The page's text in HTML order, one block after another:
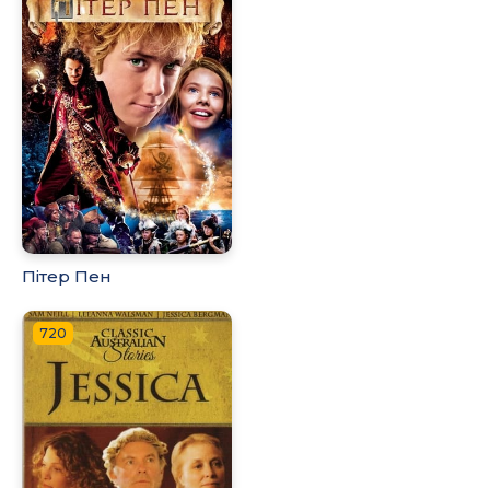
Пітер Пен
720